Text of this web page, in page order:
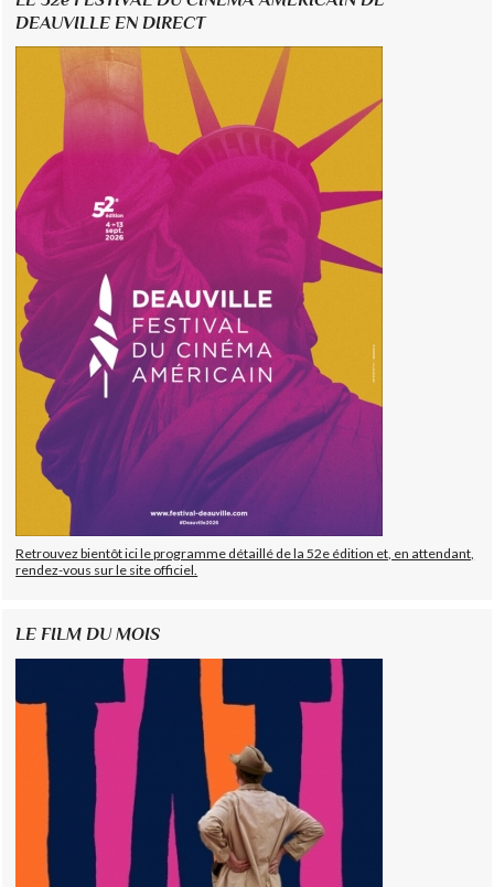
DEAUVILLE EN DIRECT
Retrouvez bientôt ici le programme détaillé de la 52e édition et, en attendant,
rendez-vous sur le site officiel.
LE FILM DU MOIS